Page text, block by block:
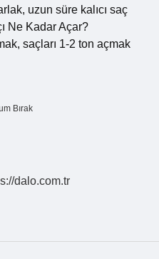
uzun süre kalıcı saç
Ne Kadar Açar?
saçları 1-2 ton açmak
Bırak
dalo.com.tr